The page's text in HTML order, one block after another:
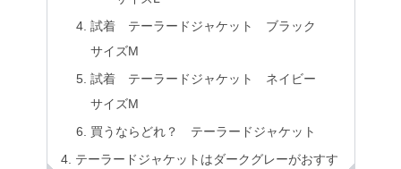
試着 テーラードジャケット ブラック
サイズM
試着 テーラードジャケット ネイビー
サイズM
買うならどれ？ テーラードジャケット
テーラードジャケットはダークグレーがおすす